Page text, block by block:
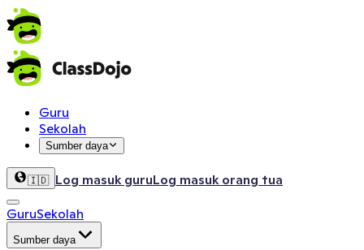
Guru
Sekolah
Sumber daya
🇮🇩 Log masuk guruLog masuk orang tua
GuruSekolah
Sumber daya